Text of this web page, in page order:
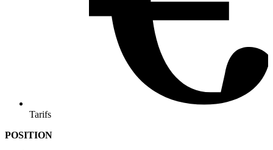
Tarifs
POSITION